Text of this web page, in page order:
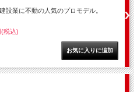
設業に不動の人気のプロモデル。
税込)